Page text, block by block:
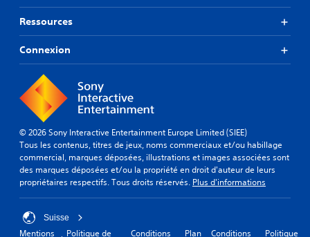
d
v
a
p
u
y
e
r
r
a
p
Ressources
Connexion
© 2026 Sony Interactive Entertainment Europe Limited (SIEE)
Tous les contenus, titres de jeux, noms commerciaux et/ou habillage
commercial, marques déposées, illustrations et images associées sont
des marques déposées et/ou la propriété en droit d'auteur de leurs
propriétaires respectifs. Tous droits réservés. Plus d'informations
Suisse
Mentions Politique de Conditions Plan Conditions Politique